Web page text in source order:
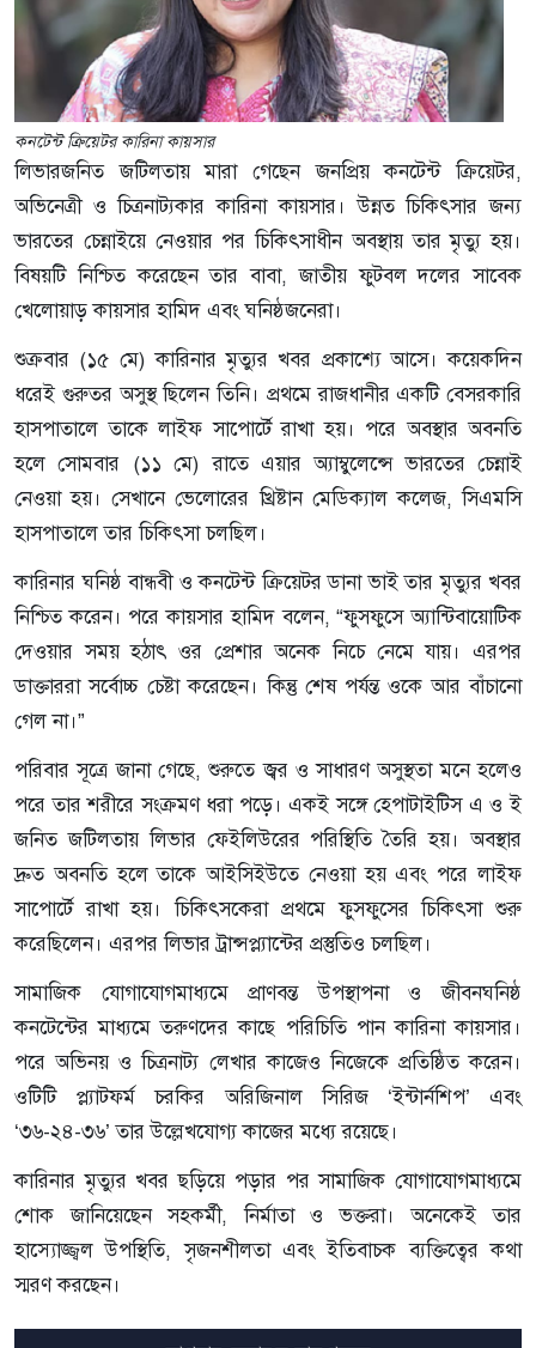
কনটেন্ট ক্রিয়েটর কারিনা কায়সার
লিভারজনিত জটিলতায় মারা গেছেন জনপ্রিয় কনটেন্ট ক্রিয়েটর,
অভিনেত্রী ও চিত্রনাট্যকার কারিনা কায়সার। উন্নত চিকিৎসার জন্য
ভারতের চেন্নাইয়ে নেওয়ার পর চিকিৎসাধীন অবস্থায় তার মৃত্যু হয়।
বিষয়টি নিশ্চিত করেছেন তার বাবা, জাতীয় ফুটবল দলের সাবেক
খেলোয়াড় কায়সার হামিদ এবং ঘনিষ্ঠজনেরা।
শুক্রবার (১৫ মে) কারিনার মৃত্যুর খবর প্রকাশ্যে আসে। কয়েকদিন
ধরেই গুরুতর অসুস্থ ছিলেন তিনি। প্রথমে রাজধানীর একটি বেসরকারি
হাসপাতালে তাকে লাইফ সাপোর্টে রাখা হয়। পরে অবস্থার অবনতি
হলে সোমবার (১১ মে) রাতে এয়ার অ্যাম্বুলেন্সে ভারতের চেন্নাই
নেওয়া হয়। সেখানে ভেলোরের খ্রিষ্টান মেডিক্যাল কলেজ, সিএমসি
হাসপাতালে তার চিকিৎসা চলছিল।
কারিনার ঘনিষ্ঠ বান্ধবী ও কনটেন্ট ক্রিয়েটর ডানা ভাই তার মৃত্যুর খবর
নিশ্চিত করেন। পরে কায়সার হামিদ বলেন, “ফুসফুসে অ্যান্টিবায়োটিক
দেওয়ার সময় হঠাৎ ওর প্রেশার অনেক নিচে নেমে যায়। এরপর
ডাক্তাররা সর্বোচ্চ চেষ্টা করেছেন। কিন্তু শেষ পর্যন্ত ওকে আর বাঁচানো
গেল না।”
পরিবার সূত্রে জানা গেছে, শুরুতে জ্বর ও সাধারণ অসুস্থতা মনে হলেও
পরে তার শরীরে সংক্রমণ ধরা পড়ে। একই সঙ্গে হেপাটাইটিস এ ও ই
জনিত জটিলতায় লিভার ফেইলিউরের পরিস্থিতি তৈরি হয়। অবস্থার
দ্রুত অবনতি হলে তাকে আইসিইউতে নেওয়া হয় এবং পরে লাইফ
সাপোর্টে রাখা হয়। চিকিৎসকেরা প্রথমে ফুসফুসের চিকিৎসা শুরু
করেছিলেন। এরপর লিভার ট্রান্সপ্ল্যান্টের প্রস্তুতিও চলছিল।
সামাজিক যোগাযোগমাধ্যমে প্রাণবন্ত উপস্থাপনা ও জীবনঘনিষ্ঠ
কনটেন্টের মাধ্যমে তরুণদের কাছে পরিচিতি পান কারিনা কায়সার।
পরে অভিনয় ও চিত্রনাট্য লেখার কাজেও নিজেকে প্রতিষ্ঠিত করেন।
ওটিটি প্ল্যাটফর্ম চরকির অরিজিনাল সিরিজ ‘ইন্টার্নশিপ’ এবং
‘৩৬-২৪-৩৬’ তার উল্লেখযোগ্য কাজের মধ্যে রয়েছে।
কারিনার মৃত্যুর খবর ছড়িয়ে পড়ার পর সামাজিক যোগাযোগমাধ্যমে
শোক জানিয়েছেন সহকর্মী, নির্মাতা ও ভক্তরা। অনেকেই তার
হাস্যোজ্জ্বল উপস্থিতি, সৃজনশীলতা এবং ইতিবাচক ব্যক্তিত্বের কথা
স্মরণ করছেন।